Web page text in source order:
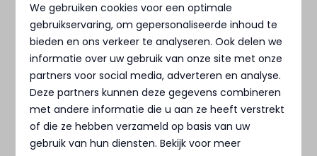
We gebruiken cookies voor een optimale
gebruikservaring, om gepersonaliseerde inhoud te
bieden en ons verkeer te analyseren. Ook delen we
informatie over uw gebruik van onze site met onze
partners voor social media, adverteren en analyse.
Deze partners kunnen deze gegevens combineren
met andere informatie die u aan ze heeft verstrekt
of die ze hebben verzameld op basis van uw
gebruik van hun diensten. Bekijk voor meer